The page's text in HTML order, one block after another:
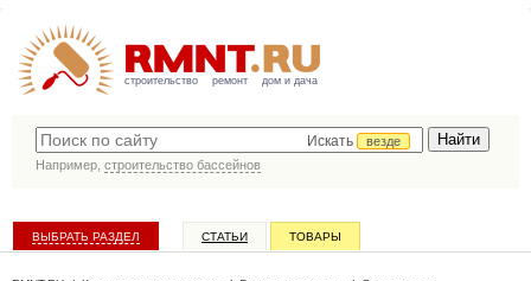
строительство ремонт дом и дача
Искать
везде
Например, строительство бассейнов
ВЫБРАТЬ РАЗДЕЛ СТАТЬИ ТОВАРЫ